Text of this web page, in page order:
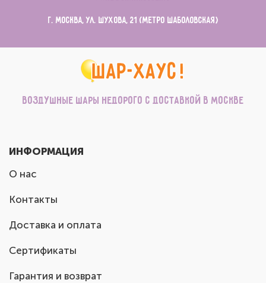
г. Москва, ул. Шухова, 21 (метро Шаболовская)
Воздушные шары недорого с доставкой в Москве
ИНФОРМАЦИЯ
О нас
Контакты
Доставка и оплата
Сертификаты
Гарантия и возврат